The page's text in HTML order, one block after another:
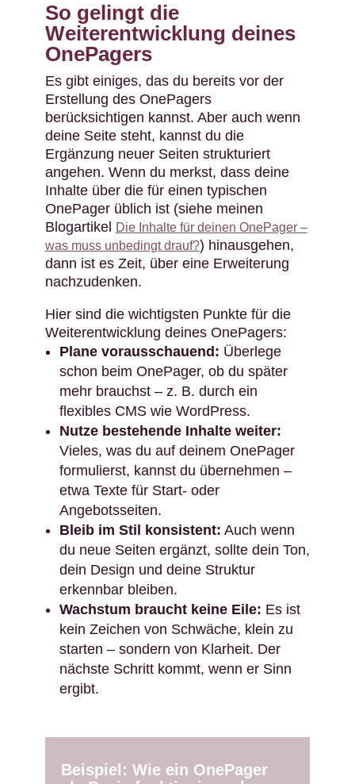
So gelingt die
Weiterentwicklung deines
OnePagers
Es gibt einiges, das du bereits vor der
Erstellung des OnePagers
berücksichtigen kannst. Aber auch wenn
deine Seite steht, kannst du die
Ergänzung neuer Seiten strukturiert
angehen. Wenn du merkst, dass deine
Inhalte über die für einen typischen
OnePager üblich ist (siehe meinen
Blogartikel
Die Inhalte für deinen OnePager –
was muss unbedingt drauf?) hinausgehen,
dann ist es Zeit, über eine Erweiterung
nachzudenken.
Hier sind die wichtigsten Punkte für die
Weiterentwicklung deines OnePagers:
Plane vorausschauend: Überlege
schon beim OnePager, ob du später
mehr brauchst – z. B. durch ein
flexibles CMS wie WordPress.
Nutze bestehende Inhalte weiter:
Vieles, was du auf deinem OnePager
formulierst, kannst du übernehmen –
etwa Texte für Start- oder
Angebotsseiten.
Bleib im Stil konsistent: Auch wenn
du neue Seiten ergänzt, sollte dein Ton,
dein Design und deine Struktur
erkennbar bleiben.
Wachstum braucht keine Eile: Es ist
kein Zeichen von Schwäche, klein zu
starten – sondern von Klarheit. Der
nächste Schritt kommt, wenn er Sinn
ergibt.
Beispiel: Wie ein OnePager